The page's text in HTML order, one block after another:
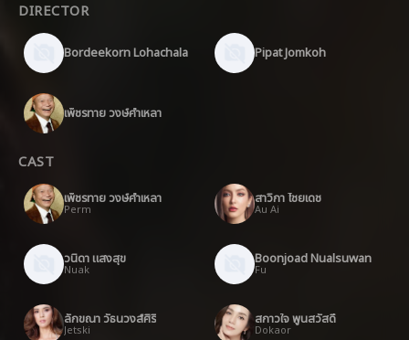
DIRECTOR
Bordeekorn Lohachala Pipat Jomkoh
เพ็ชรทาย วงษ์คำเหลา
CAST
เพ็ชรทาย วงษ์คำเหลา
Perm
สาวิกา ไชยเดช
Au Ai
วนิดา แสงสุข
Nuak
Boonjoad Nualsuwan
Fu
ลักขณา วัธนวงส์ศิริ
Jetski
สกาวใจ พูนสวัสดิ์
Dokaor